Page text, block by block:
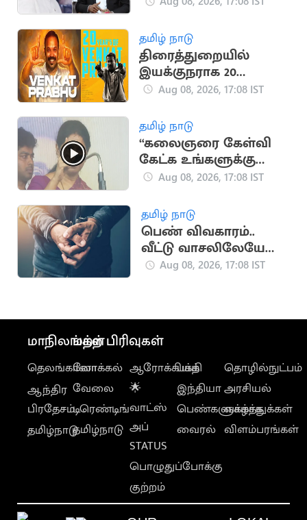
தமிழ் நாடு
திரைத்துறையில்
இயக்குநராக 20
ஆண்டுகள் நிறைவு..
நெகிழ்ச்சி பதிவு
Aug 08, 2026, 17:08 IST
தமிழ் நாடு
“கலைஞரை கேள்வி
கேட்க உங்களுக்கு
தகுதியில்லை” -
Aug 08, 2026, 17:08 IST
தமிழ் நாடு
பெண் விவகாரம்..
வீட்டு வாசலிலேயே
ஒருவருக்கு அரிவாள்
Aug 08, 2026, 17:08 IST
மாநிலங்கள்
தெலங்கானா
ஆந்திர
பிரதேசம்
தமிழ்நாடு
மற்ற பிரிவுகள்
லோக்கல்
வேலை
டிரெண்டிங்
தமிழ்நாடு
ஆரோக்கியம்
🌟
வாட்ஸ்
அப்
STATUS
பொழுதுப்போக்கு
குற்றம்
பக்தி
இந்தியா
பெண்களுக்காக
வைரல்
தொழில்நுட்பம்
அரசியல்
வாழ்த்துக்கள்
விளம்பரங்கள்